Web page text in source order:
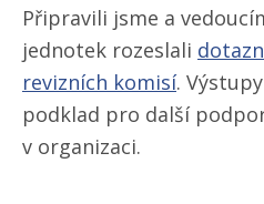
Připravili jsme a
jednotek rozeslali
revizních komisí.
podklad pro další
v organizaci.